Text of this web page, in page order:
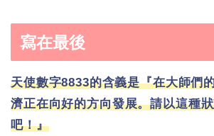
寫在最後
天使數字8833的含義是『在大師們
濟正在向好的方向發展。請以這種
吧！』